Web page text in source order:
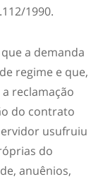
1990.
a demanda
regime e que,
reclamação
do contrato
usufruiu
do
anuênios,